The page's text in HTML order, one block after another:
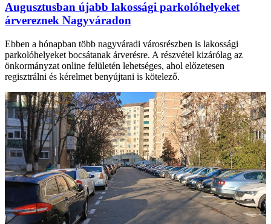
Augusztusban újabb lakossági parkolóhelyeket
árvereznek Nagyváradon
Ebben a hónapban több nagyváradi városrészben is lakossági
parkolóhelyeket bocsátanak árverésre. A részvétel kizárólag az
önkormányzat online felületén lehetséges, ahol előzetesen
regisztrálni és kérelmet benyújtani is kötelező.